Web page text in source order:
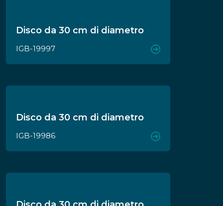
Disco da 30 cm di diametro
IGB-19997
Disco da 30 cm di diametro
IGB-19986